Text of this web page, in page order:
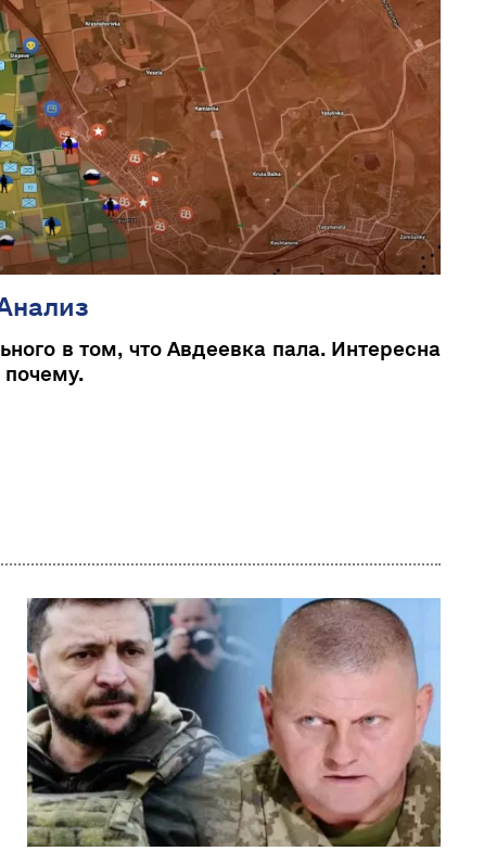
в том, что Авдеевка пала. Интересна
почему.